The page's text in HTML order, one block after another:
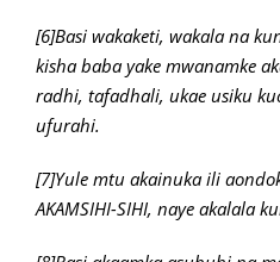
[6]Basi wakaketi, wakala na
kisha baba yake mwanamke
radhi, tafadhali, ukae usiku
ufurahi.
[7]Yule mtu akainuka ili
AKAMSIHI-SIHI, naye akalala